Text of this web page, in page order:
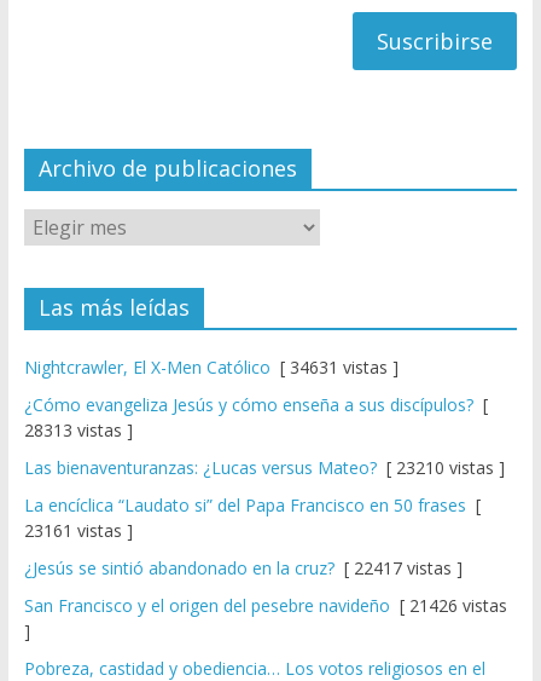
el
Archivo de publicaciones
Las más leídas
Nightcrawler, El X-Men Católico [ 34631 vistas ]
¿Cómo evangeliza Jesús y cómo enseña a sus discípulos?[
28313 vistas ]
Las bienaventuranzas: ¿Lucas versus Mateo?[ 23210 vistas ]
La encíclica “Laudato si” del Papa Francisco en 50 frases [
23161 vistas ]
¿Jesús se sintió abandonado en la cruz?[ 22417 vistas ]
San Francisco y el origen del pesebre navideño [ 21426 vistas
]
Pobreza, castidad y obediencia… Los votos religiosos en el